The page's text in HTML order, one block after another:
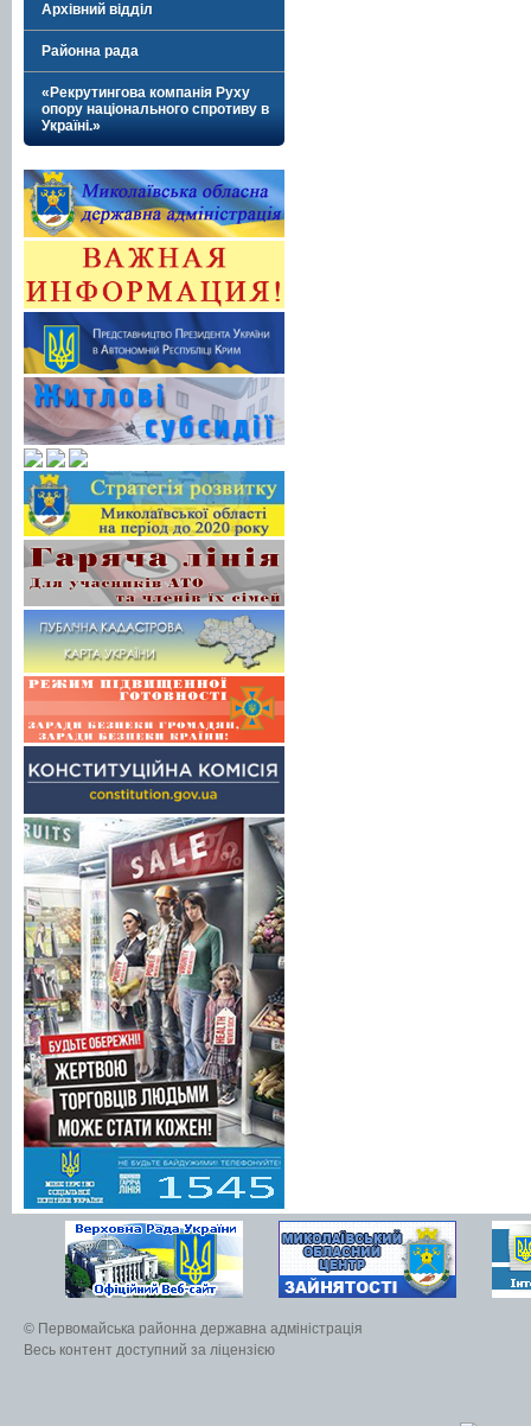
Архівний відділ
Районна рада
«Рекрутингова компанія Руху
опору національного спротиву в
Україні.»
© Первомайська районна державна адміністрація
Весь контент доступний за ліцензією